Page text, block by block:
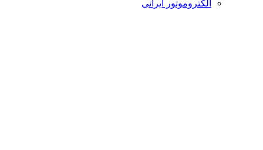
الکتروموتور ایرانی